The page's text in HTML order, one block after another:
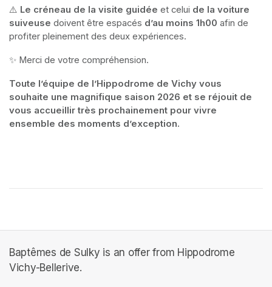
⚠️ Le créneau de la visite guidée et celui de la voiture
suiveuse doivent être espacés d’au moins 1h00 afin de
profiter pleinement des deux expériences.
✨ Merci de votre compréhension.
Toute l’équipe de l’Hippodrome de Vichy vous
souhaite une magnifique saison 2026 et se réjouit de
vous accueillir très prochainement pour vivre
ensemble des moments d’exception.
Baptêmes de Sulky is an offer from Hippodrome
Vichy-Bellerive.